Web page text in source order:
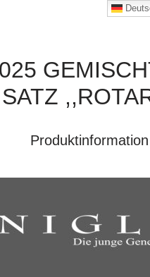
SATZ
Produktinformation